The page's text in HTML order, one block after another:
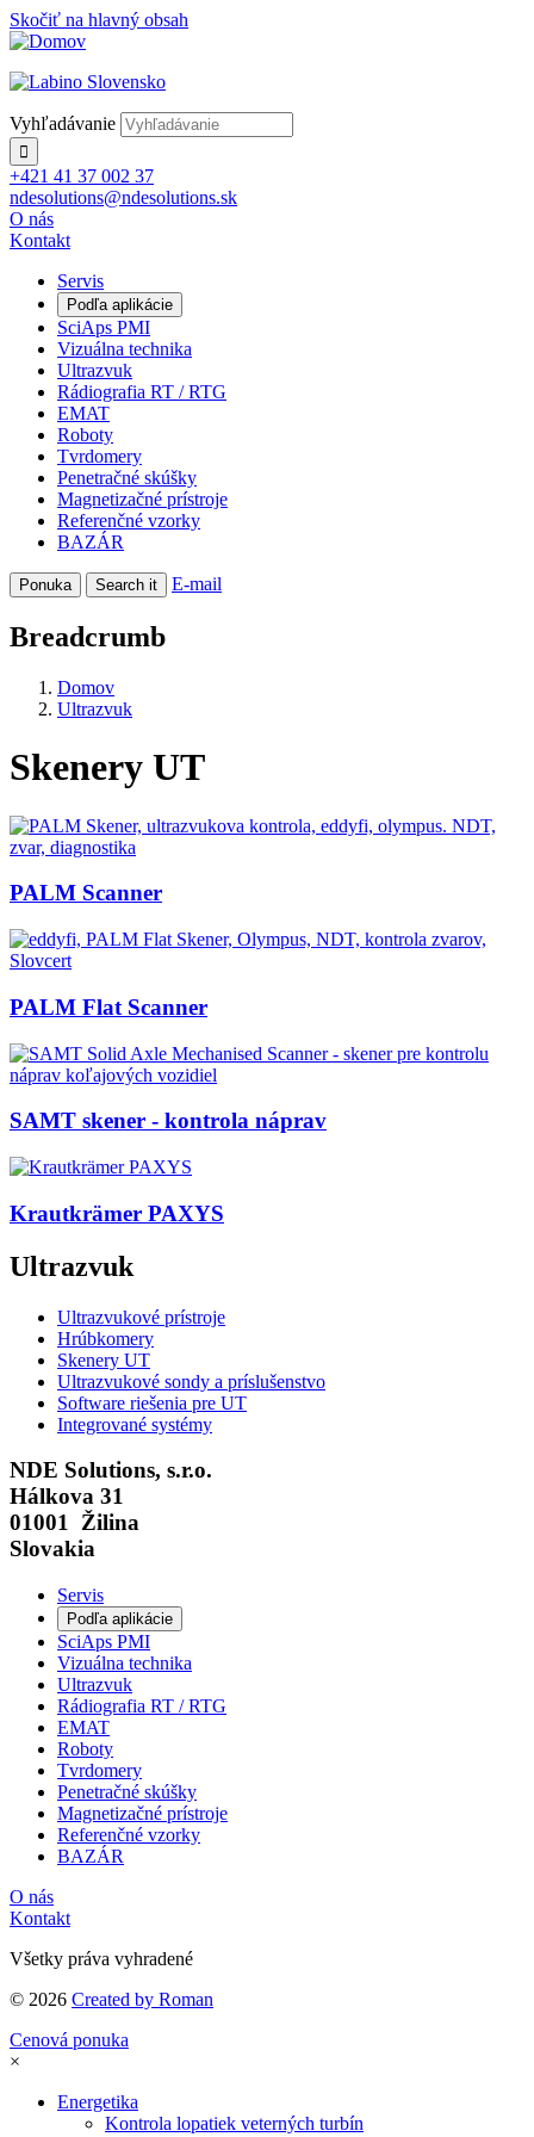
Skočiť na hlavný obsah
Vyhľadávanie
+421 41 37 002 37
ndesolutions@ndesolutions.sk
O nás
Kontakt
Servis
Podľa aplikácie
SciAps PMI
Vizuálna technika
Ultrazvuk
Rádiografia RT / RTG
EMAT
Roboty
Tvrdomery
Penetračné skúšky
Magnetizačné prístroje
Referenčné vzorky
BAZÁR
Ponuka Search it E-mail
Breadcrumb
Domov
Ultrazvuk
Skenery UT
PALM Scanner
PALM Flat Scanner
SAMT skener - kontrola náprav
Krautkrämer PAXYS
Ultrazvuk
Ultrazvukové prístroje
Hrúbkomery
Skenery UT
Ultrazvukové sondy a príslušenstvo
Software riešenia pre UT
Integrované systémy
NDE Solutions, s.r.o.
Hálkova 31
01001 Žilina
Slovakia
Servis
Podľa aplikácie
SciAps PMI
Vizuálna technika
Ultrazvuk
Rádiografia RT / RTG
EMAT
Roboty
Tvrdomery
Penetračné skúšky
Magnetizačné prístroje
Referenčné vzorky
BAZÁR
O nás
Kontakt
Všetky práva vyhradené
© 2026 Created by Roman
Cenová ponuka
×
Energetika
Kontrola lopatiek veterných turbín